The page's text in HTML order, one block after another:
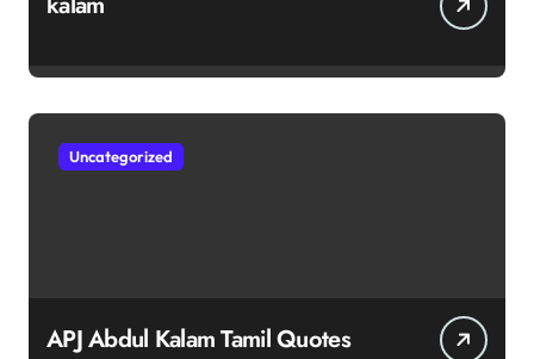
Uncategorized
APJ Abdul Kalam Tamil Quotes